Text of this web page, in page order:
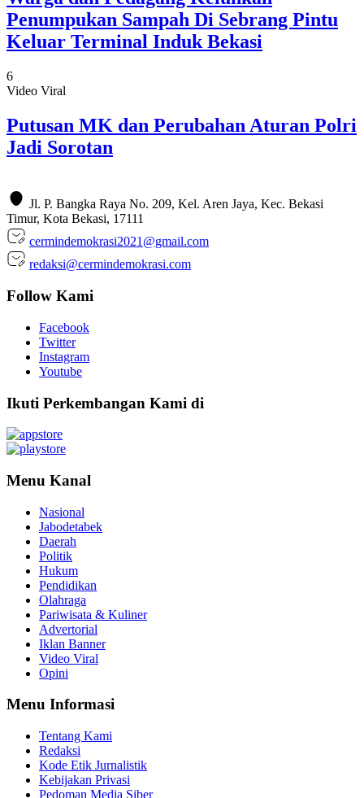
Penumpukan Sampah Di Sebrang Pintu
Keluar Terminal Induk Bekasi
6
Video Viral
Putusan MK dan Perubahan Aturan Polri
Jadi Sorotan
Jl. P. Bangka Raya No. 209, Kel. Aren Jaya, Kec. Bekasi
Timur, Kota Bekasi, 17111
cermindemokrasi2021@gmail.com
redaksi@cermindemokrasi.com
Follow Kami
Facebook
Twitter
Instagram
Youtube
Ikuti Perkembangan Kami di
Menu Kanal
Nasional
Jabodetabek
Daerah
Politik
Hukum
Pendidikan
Olahraga
Pariwisata & Kuliner
Advertorial
Iklan Banner
Video Viral
Opini
Menu Informasi
Tentang Kami
Redaksi
Kode Etik Jurnalistik
Kebijakan Privasi
Pedoman Media Siber